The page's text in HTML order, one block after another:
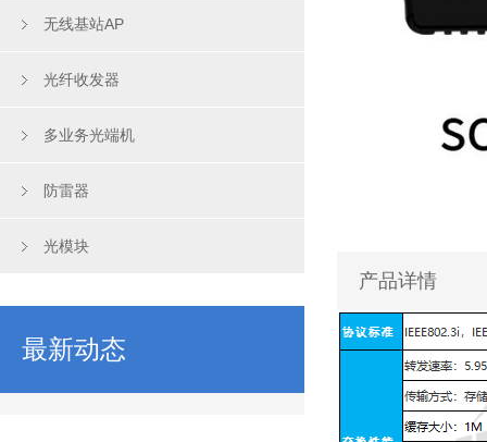
无线基站AP
光纤收发器
多业务光端机
防雷器
光模块
最新动态
产品详情